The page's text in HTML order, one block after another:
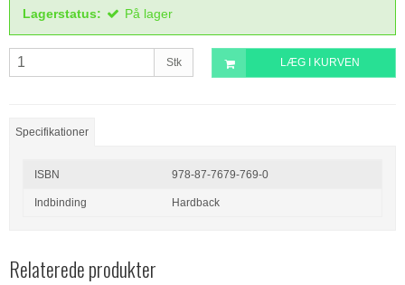
Lagerstatus: På lager
Stk LÆG I KURVEN
Specifikationer
ISBN 978-87-7679-769-0
Indbinding Hardback
Relaterede produkter